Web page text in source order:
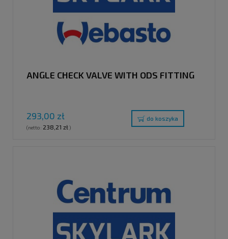
ANGLE CHECK VALVE WITH ODS FITTING
293,00 zł
(netto: 238,21 zł)
do koszyka